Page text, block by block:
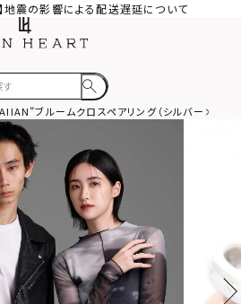
地震の影響による配送遅延について
ブルームクロスペアリング（シルバー×ピン